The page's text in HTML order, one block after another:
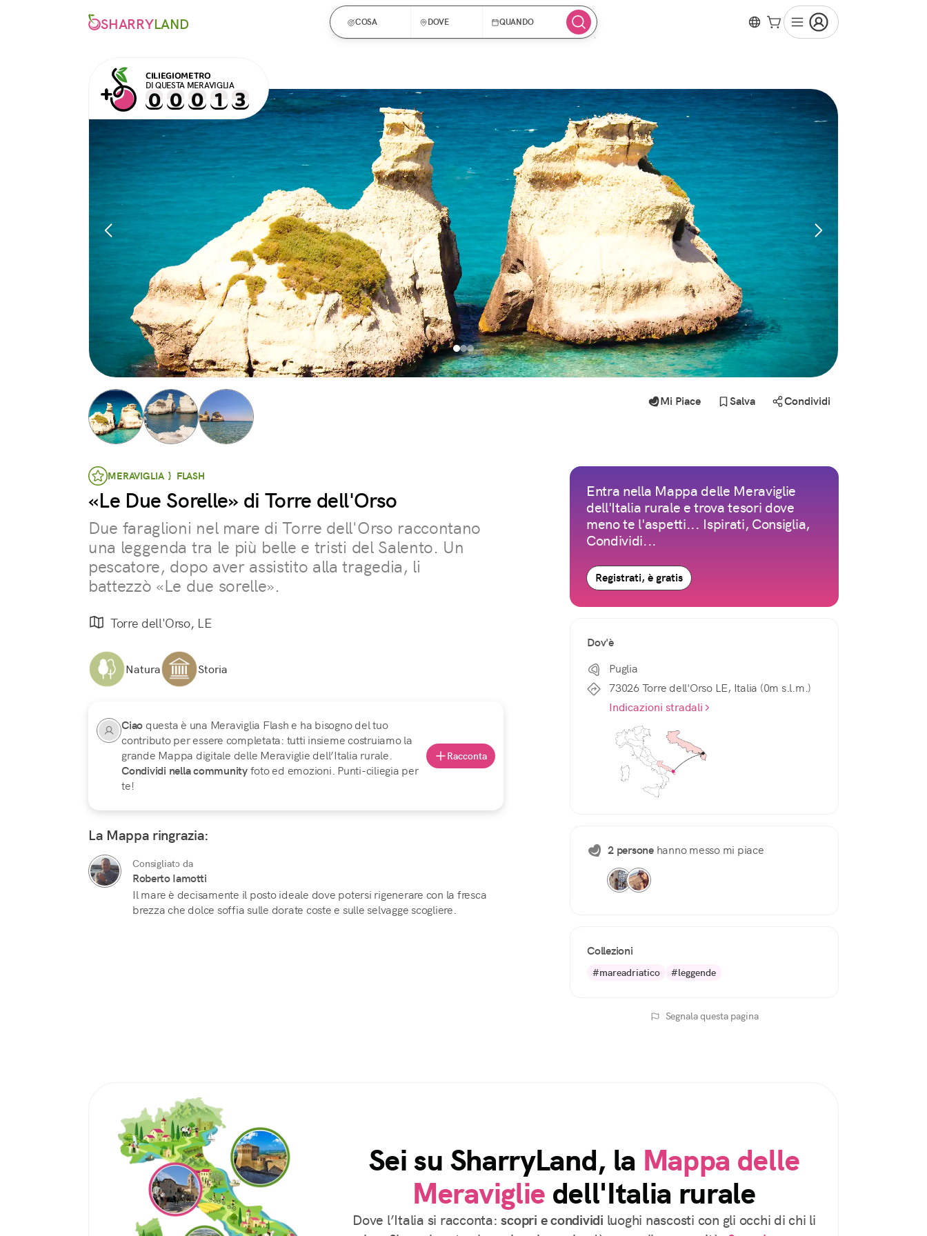
SHARRYLAND COSA DOVE QUANDO
CILIEGIOMETRO
DI QUESTA MERAVIGLIA
MERAVIGLIA } FLASH
«Le Due Sorelle» di Torre dell'Orso
Due faraglioni nel mare di Torre dell'Orso raccontano
una leggenda tra le più belle e tristi del Salento. Un
pescatore, dopo aver assistito alla tragedia, li
battezzò «Le due sorelle».
Torre dell'Orso, LE
Natura Storia
Ciao questa è una Meraviglia Flash e ha bisogno del tuo
contributo per essere completata: tutti insieme costruiamo la
grande Mappa digitale delle Meraviglie dell’Italia rurale.
Condividi nella communityfoto ed emozioni. Punti-ciliegia per
te!
Racconta
La Mappa ringrazia:
Consigliato da
Roberto Iamotti
Il mare è decisamente il posto ideale dove potersi rigenerare con la fresca
brezza che dolce soffia sulle dorate coste e sulle selvagge scogliere.
Mi Piace Salva Condividi
Entra nella Mappa delle Meraviglie
dell'Italia rurale e trova tesori dove
meno te l'aspetti... Ispirati, Consiglia,
Condividi...
Registrati, è gratis
Dov'è
Puglia
73026 Torre dell'Orso LE, Italia (0m s.l.m.)
Indicazioni stradali
2 personehanno messo mi piace
Collezioni
#mareadriatico #leggende
Segnala questa pagina
Sei su SharryLand, la Mappa delle
Meraviglie dell'Italia rurale
Dove l’Italia si racconta:scopri e condividi luoghi nascosti con gli occhi di chi li